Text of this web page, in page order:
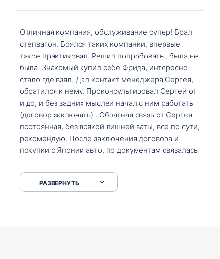
Отличная компания, обслуживание супер! Брал
степвагон. Боялся таких компании, впервые
такое практиковал. Решил попробовать , была не
была. Знакомый купил себе Фрида, интересно
стало где взял. Дал контакт менеджера Сергея,
обратился к нему. Проконсультировал Сергей от
и до, и без задних мыслей начал с ним работать
(договор заключать) . Обратная связь от Сергея
постоянная, без всякой лишней ваты, все по сути,
рекомендую. После заключения договора и
покупки с Японии авто, по документам связалась
что заполнить, куда зайти, образцы и т.д. После
приехал за авто. Меня тепло встретили Сергей с
РАЗВЕРНУТЬ